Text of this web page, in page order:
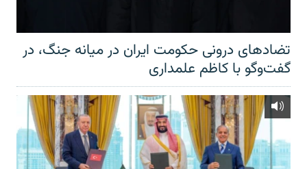
تضادهای درونی حکومت ایران در میانه جنگ، در
گفت‌‌وگو با کاظم علمداری